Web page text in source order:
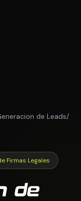
de Leads/
Firmas Legales
de